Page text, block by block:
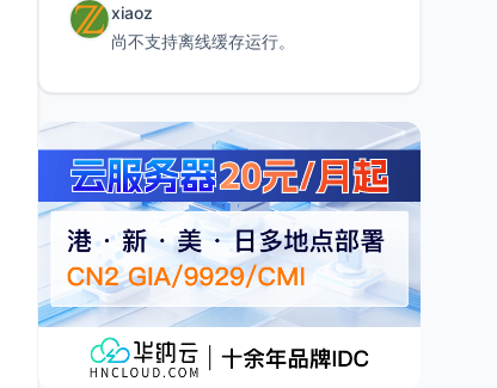
xiaoz
尚不支持离线缓存运行。